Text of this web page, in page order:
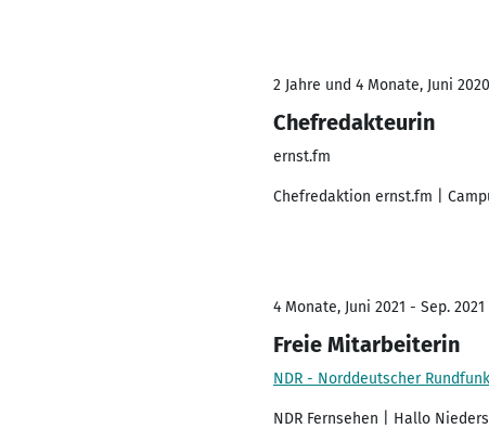
2 Jahre und 4 Monate, Juni
Chefredakteurin
ernst.fm
Chefredaktion ernst.fm |
4 Monate, Juni 2021 - Sep. 2021
Freie Mitarbeiterin
NDR - Norddeutscher Rundfunk
NDR Fernsehen | Hallo